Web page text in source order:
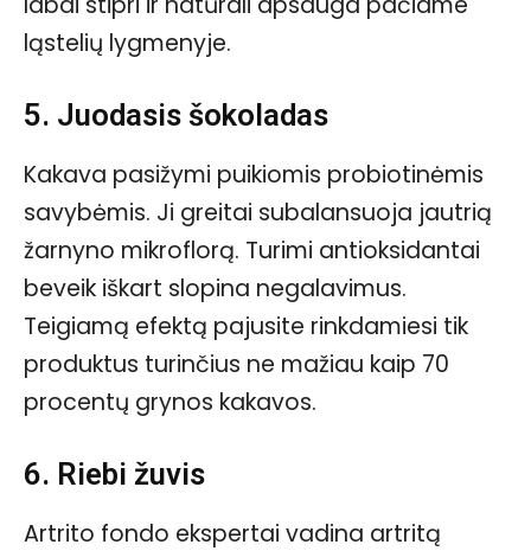
ląstelių lygmenyje.
5. Juodasis šokoladas
Kakava pasižymi puikiomis probiotinėmis
savybėmis. Ji greitai subalansuoja jautrią
žarnyno mikroflorą. Turimi antioksidantai
beveik iškart slopina negalavimus.
Teigiamą efektą pajusite rinkdamiesi tik
produktus turinčius ne mažiau kaip 70
procentų grynos kakavos.
6. Riebi žuvis
Artrito fondo ekspertai vadina artritą